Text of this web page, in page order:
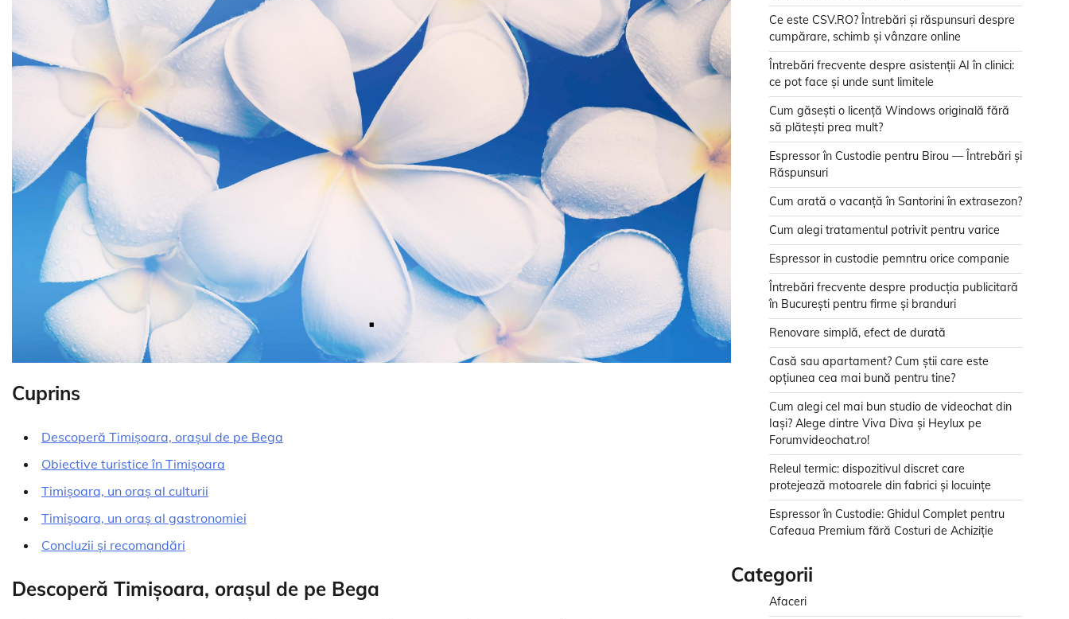
Cuprins
Descoperă Timișoara, orașul de pe Bega
Obiective turistice în Timișoara
Timișoara, un oraș al culturii
Timișoara, un oraș al gastronomiei
Concluzii și recomandări
Descoperă Timișoara, orașul de pe Bega
Ce este CSV.RO? Întrebări și răspunsuri despre
cumpărare, schimb și vânzare online
Întrebări frecvente despre asistenții AI în clinici:
ce pot face și unde sunt limitele
Cum găsești o licență Windows originală fără
să plătești prea mult?
Espressor în Custodie pentru Birou — Întrebări și
Răspunsuri
Cum arată o vacanță în Santorini în extrasezon?
Cum alegi tratamentul potrivit pentru varice
Espressor in custodie pemntru orice companie
Întrebări frecvente despre producția publicitară
în București pentru firme și branduri
Renovare simplă, efect de durată
Casă sau apartament? Cum știi care este
opțiunea cea mai bună pentru tine?
Cum alegi cel mai bun studio de videochat din
Iași? Alege dintre Viva Diva și Heylux pe
Forumvideochat.ro!
Releul termic: dispozitivul discret care
protejează motoarele din fabrici și locuințe
Espressor în Custodie: Ghidul Complet pentru
Cafeaua Premium fără Costuri de Achiziție
Categorii
Afaceri